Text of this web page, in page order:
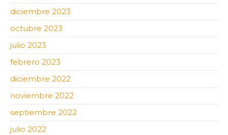
diciembre 2023
octubre 2023
julio 2023
febrero 2023
diciembre 2022
noviembre 2022
septiembre 2022
julio 2022